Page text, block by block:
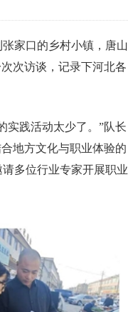
家口的乡村小镇，唐山
次访谈，记录下河北各
实践活动太少了。”队长
地方文化与职业体验的
多位行业专家开展职业